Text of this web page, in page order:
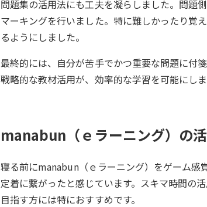
問題集の活用法にも工夫を凝らしました。問題
マーキングを行いました。特に難しかったり覚
るようにしました。
最終的には、自分が苦手でかつ重要な問題に付
戦略的な教材活用が、効率的な学習を可能にしま
manabun（ｅラーニング）の
寝る前にmanabun（ｅラーニング）をゲーム感
定着に繋がったと感じています。スキマ時間の
目指す方には特におすすめです。